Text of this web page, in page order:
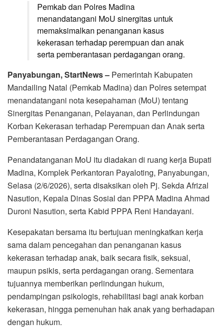
Pemkab dan Polres Madina
menandatangani MoU sinergitas untuk
memaksimalkan penanganan kasus
kekerasan terhadap perempuan dan anak
serta pemberantasan perdagangan orang.
Panyabungan, StartNews – Pemerintah Kabupaten
Mandailing Natal (Pemkab Madina) dan Polres setempat
menandatangani nota kesepahaman (MoU) tentang
Sinergitas Penanganan, Pelayanan, dan Perlindungan
Korban Kekerasan terhadap Perempuan dan Anak serta
Pemberantasan Perdagangan Orang.
Penandatanganan MoU itu diadakan di ruang kerja Bupati
Madina, Komplek Perkantoran Payaloting, Panyabungan,
Selasa (2/6/2026), serta disaksikan oleh Pj. Sekda Afrizal
Nasution, Kepala Dinas Sosial dan PPPA Madina Ahmad
Duroni Nasution, serta Kabid PPPA Reni Handayani.
Kesepakatan bersama itu bertujuan meningkatkan kerja
sama dalam pencegahan dan penanganan kasus
kekerasan terhadap anak, baik secara fisik, seksual,
maupun psikis, serta perdagangan orang. Sementara
tujuannya memberikan perlindungan hukum,
pendampingan psikologis, rehabilitasi bagi anak korban
kekerasan, hingga pemenuhan hak anak yang berhadapan
dengan hukum.